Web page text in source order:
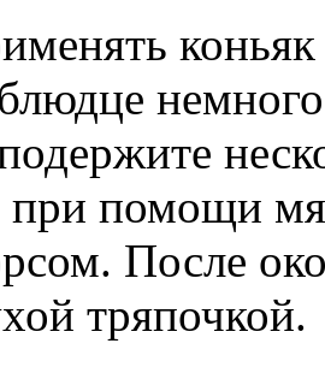
коньяк
при помощи
После
тряпочкой.